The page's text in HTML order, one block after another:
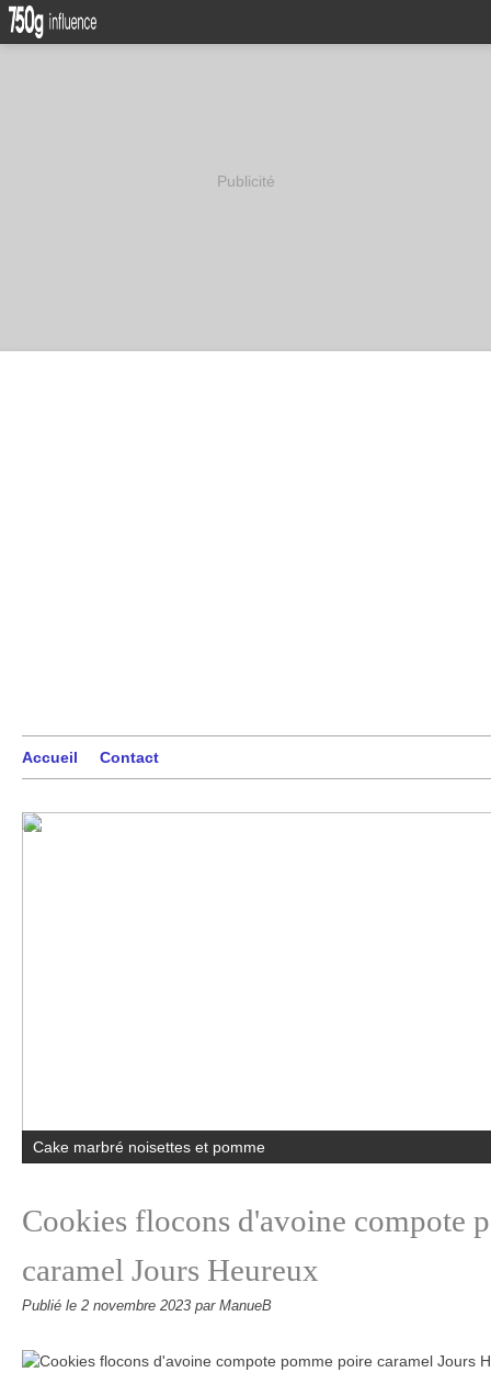
Publicité
Accueil Contact
Cake marbré noisettes et pomme
Cookies flocons d'avoine compote
caramel Jours Heureux
Publié le 2 novembre 2023 par ManueB